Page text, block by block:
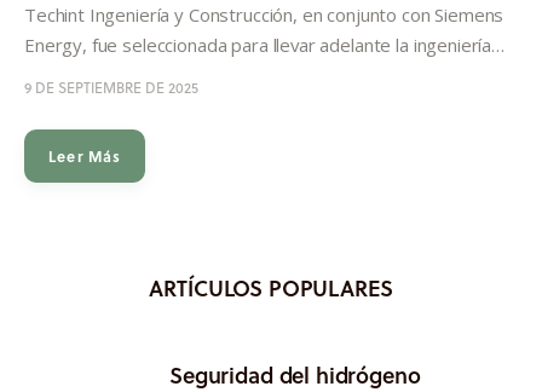
Techint Ingeniería y Construcción, en conjunto con Siemens
Energy, fue seleccionada para llevar adelante la ingeniería…
9 DE SEPTIEMBRE DE 2025
Leer Más
ARTÍCULOS POPULARES
Seguridad del hidrógeno